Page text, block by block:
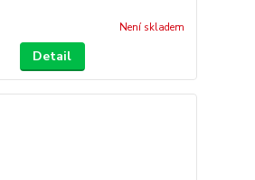
Není skladem
Detail